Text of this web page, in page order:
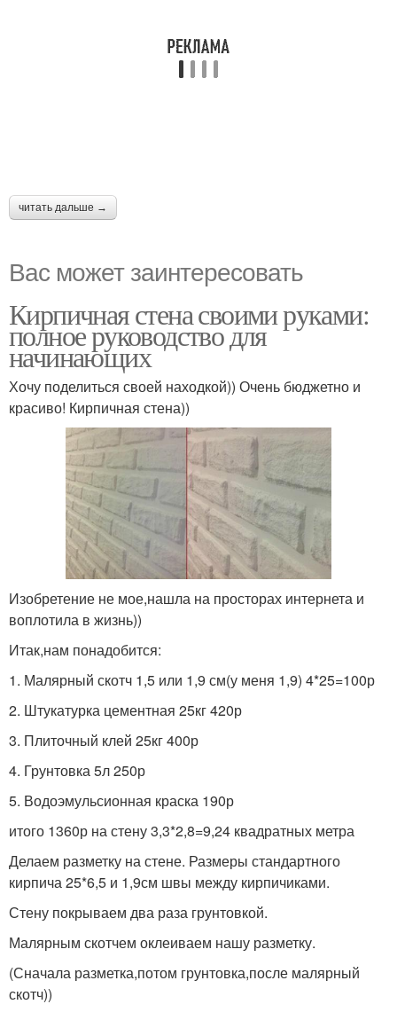
читать дальше →
Вас может заинтересовать
Кирпичная стена своими руками:
полное руководство для
начинающих
Хочу поделиться своей находкой)) Очень бюджетно и
красиво! Кирпичная стена))
Изобретение не мое,нашла на просторах интернета и
воплотила в жизнь))
Итак,нам понадобится:
1. Малярный скотч 1,5 или 1,9 см(у меня 1,9) 4*25=100р
2. Штукатурка цементная 25кг 420р
3. Плиточный клей 25кг 400р
4. Грунтовка 5л 250р
5. Водоэмульсионная краска 190р
итого 1360р на стену 3,3*2,8=9,24 квадратных метра
Делаем разметку на стене. Размеры стандартного
кирпича 25*6,5 и 1,9см швы между кирпичиками.
Стену покрываем два раза грунтовкой.
Малярным скотчем оклеиваем нашу разметку.
(Сначала разметка,потом грунтовка,после малярный
скотч))